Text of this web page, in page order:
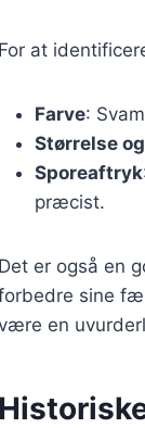
For at
Farve:
Størrelse
Sporeaftryk
præcist.
Det er også en
sine
en